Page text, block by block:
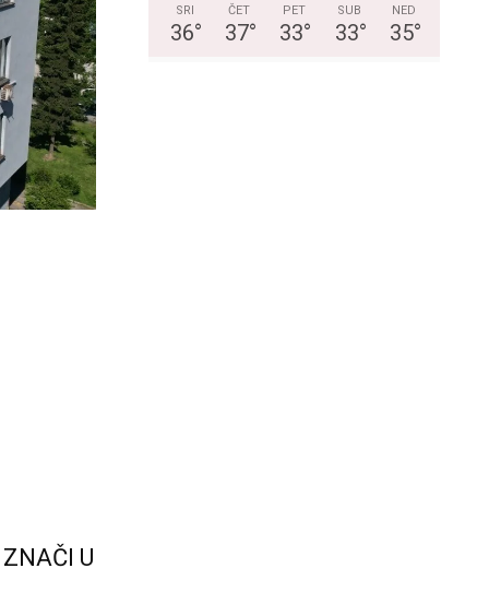
U
SRI
36°
ČET
37°
PET
33°
SUB
33°
NED
35°